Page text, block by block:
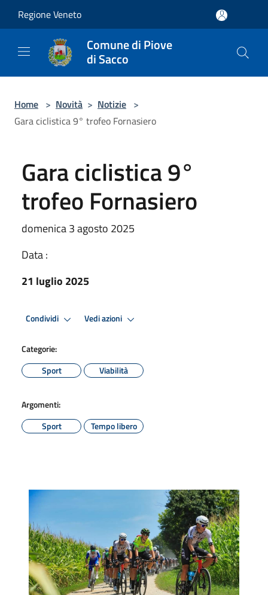
Regione Veneto
Comune di Piove
di Sacco
Home > Novità > Notizie >
Gara ciclistica 9° trofeo Fornasiero
Gara ciclistica 9°
trofeo Fornasiero
domenica 3 agosto 2025
Data :
21 luglio 2025
Condividi Vedi azioni
Categorie:
Sport
Viabilità
Argomenti:
Sport
Tempo libero